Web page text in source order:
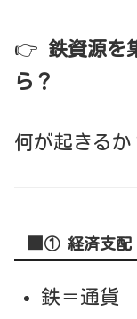
👉 鉄資源を
ら？
何が起きるか
■① 経済支配
鉄＝通貨